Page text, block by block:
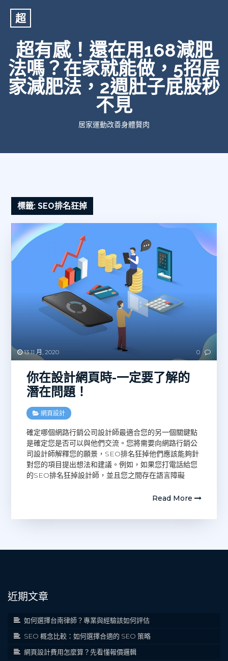
超
超有感！還在用168減肥
法嗎？在家就能做，5招居
家減肥法，2週肚子屁股秒
不見
居家運動改善身體贅肉
標籤:SEO排名狂掉
13 11 月, 2020 0
你在設計網頁時-一定要了解的
潛在問題！
網頁設計
確定哪個網路行銷公司設計師最適合您的另一個關鍵點
是確定您是否可以與他們交流。您將需要向網路行銷公
司設計師解釋您的願景，SEO排名狂掉他們應該能夠針
對您的項目提出想法和建議。例如，如果您打電話給您
的SEO排名狂掉設計師，並且您之間存在語言障礙
Read More
近期文章
如何選擇台南律師？專業與經驗該如何評估
SEO 概念比較：如何選擇合適的 SEO 策略
網頁設計費用怎麼算？先看懂報價邏輯